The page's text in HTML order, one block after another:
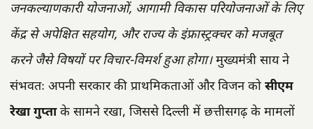
जनकल्याणकारी योजनाओं, आगामी विकास परियोजनाओं के लिए
केंद्र से अपेक्षित सहयोग, और राज्य के इंफ्रास्ट्रक्चर को मजबूत
करने जैसे विषयों पर विचार-विमर्श हुआ होगा।मुख्यमंत्री साय ने
संभवतः अपनी सरकार की प्राथमिकताओं और विजन को सीएम
रेखा गुप्ताके सामने रखा, जिससे दिल्ली में छत्तीसगढ़ के मामलों